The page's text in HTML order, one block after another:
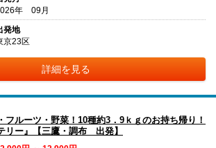
年 09月
発地
京23区
詳細を見る
フルーツ・野菜！10種約3．9ｋｇのお持ち帰り！
リー』【三鷹・調布 出発】